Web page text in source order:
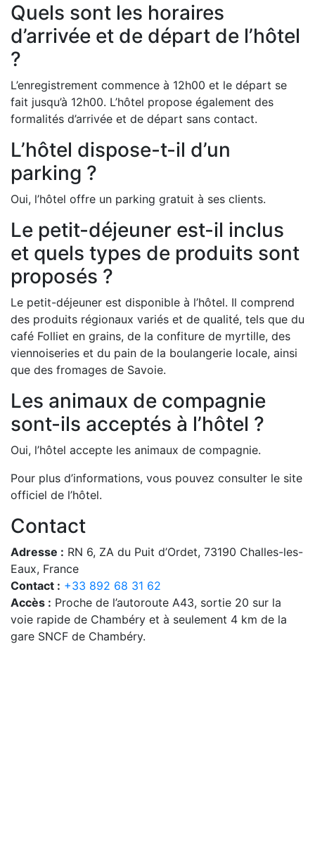
Quels sont les horaires
d’arrivée et de départ de l’hôtel
?
L’enregistrement commence à 12h00 et le départ se
fait jusqu’à 12h00. L’hôtel propose également des
formalités d’arrivée et de départ sans contact.
L’hôtel dispose-t-il d’un
parking ?
Oui, l’hôtel offre un parking gratuit à ses clients.
Le petit-déjeuner est-il inclus
et quels types de produits sont
proposés ?
Le petit-déjeuner est disponible à l’hôtel. Il comprend
des produits régionaux variés et de qualité, tels que du
café Folliet en grains, de la confiture de myrtille, des
viennoiseries et du pain de la boulangerie locale, ainsi
que des fromages de Savoie.
Les animaux de compagnie
sont-ils acceptés à l’hôtel ?
Oui, l’hôtel accepte les animaux de compagnie.
Pour plus d’informations, vous pouvez consulter le site
officiel de l’hôtel.
Contact
Adresse : RN 6, ZA du Puit d’Ordet, 73190 Challes-les-
Eaux, France
Contact : +33 892 68 31 62
Accès : Proche de l’autoroute A43, sortie 20 sur la
voie rapide de Chambéry et à seulement 4 km de la
gare SNCF de Chambéry.